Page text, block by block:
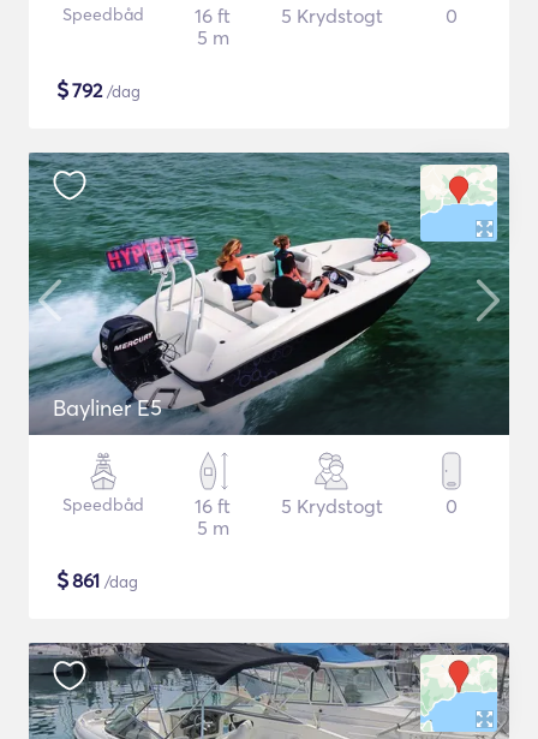
Speedbåd
16 ft
5 m
5 Krydstogt 0
$792/dag
Bayliner E5
Speedbåd
16 ft
5 m
5 Krydstogt 0
$861 /dag